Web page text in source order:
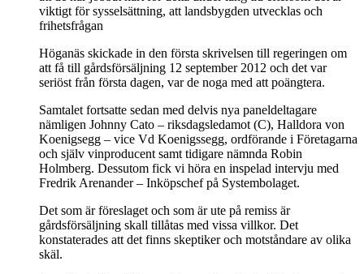
viktigt för sysselsättning, att landsbygden utvecklas och
frihetsfrågan
Höganäs skickade in den första skrivelsen till regeringen om
att få till gårdsförsäljning 12 september 2012 och det var
seriöst från första dagen, var de noga med att poängtera.
Samtalet fortsatte sedan med delvis nya paneldeltagare
nämligen Johnny Cato – riksdagsledamot (C), Halldora von
Koenigsegg – vice Vd Koenigssegg, ordförande i Företagarna
och själv vinproducent samt tidigare nämnda Robin
Holmberg. Dessutom fick vi höra en inspelad intervju med
Fredrik Arenander – Inköpschef på Systembolaget.
Det som är föreslaget och som är ute på remiss är
gårdsförsäljning skall tillåtas med vissa villkor. Det
konstaterades att det finns skeptiker och motståndare av olika
skäl.